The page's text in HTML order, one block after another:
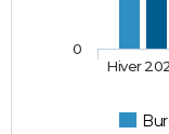
Hiver
0